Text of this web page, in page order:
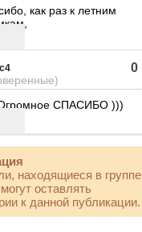
как раз к летним
0
СПАСИБО )))
находящиеся в группе
оставлять
к данной публикации.